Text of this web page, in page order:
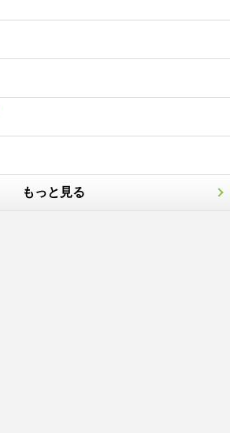
もっと見る